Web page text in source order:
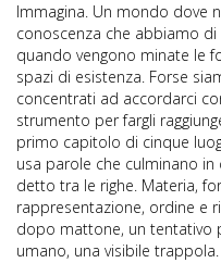
Immagina. Un mondo dove
conoscenza che abbiamo
quando vengono minate le
spazi di esistenza. Forse
concentrati ad accordarci
strumento per fargli
primo capitolo di cinque
usa parole che culminano
detto tra le righe. Materia,
rappresentazione, ordine e
dopo mattone, un tentativo
umano, una visibile trappola.